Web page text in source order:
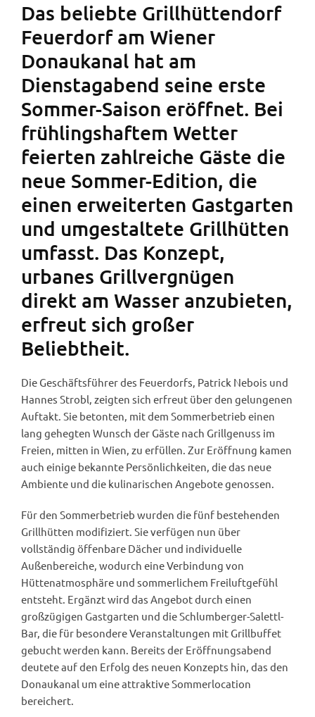
Das beliebte Grillhüttendorf
Feuerdorf am Wiener
Donaukanal hat am
Dienstagabend seine erste
Sommer-Saison eröffnet. Bei
frühlingshaftem Wetter
feierten zahlreiche Gäste die
neue Sommer-Edition, die
einen erweiterten Gastgarten
und umgestaltete Grillhütten
umfasst. Das Konzept,
urbanes Grillvergnügen
direkt am Wasser anzubieten,
erfreut sich großer
Beliebtheit.
Die Geschäftsführer des Feuerdorfs, Patrick Nebois und
Hannes Strobl, zeigten sich erfreut über den gelungenen
Auftakt. Sie betonten, mit dem Sommerbetrieb einen
lang gehegten Wunsch der Gäste nach Grillgenuss im
Freien, mitten in Wien, zu erfüllen. Zur Eröffnung kamen
auch einige bekannte Persönlichkeiten, die das neue
Ambiente und die kulinarischen Angebote genossen.
Für den Sommerbetrieb wurden die fünf bestehenden
Grillhütten modifiziert. Sie verfügen nun über
vollständig öffenbare Dächer und individuelle
Außenbereiche, wodurch eine Verbindung von
Hüttenatmosphäre und sommerlichem Freiluftgefühl
entsteht. Ergänzt wird das Angebot durch einen
großzügigen Gastgarten und die Schlumberger-Salettl-
Bar, die für besondere Veranstaltungen mit Grillbuffet
gebucht werden kann. Bereits der Eröffnungsabend
deutete auf den Erfolg des neuen Konzepts hin, das den
Donaukanal um eine attraktive Sommerlocation
bereichert.